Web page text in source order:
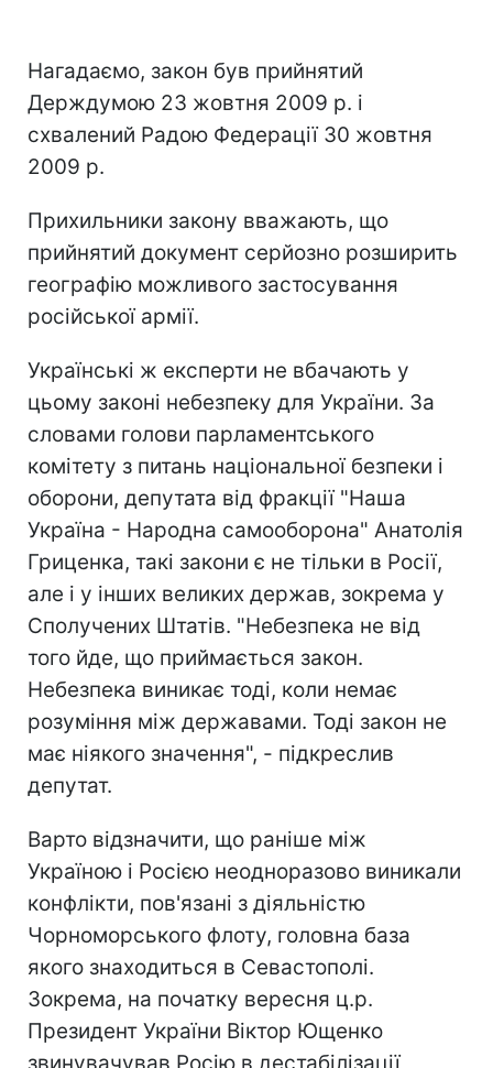
Нагадаємо, закон був прийнятий
Держдумою 23 жовтня 2009 р. і
схвалений Радою Федерації 30 жовтня
2009 р.
Прихильники закону вважають, що
прийнятий документ серйозно розширить
географію можливого застосування
російської армії.
Українські ж експерти не вбачають у
цьому законі небезпеку для України. За
словами голови парламентського
комітету з питань національної безпеки і
оборони, депутата від фракції "Наша
Україна - Народна самооборона" Анатолія
Гриценка, такі закони є не тільки в Росії,
але і у інших великих держав, зокрема у
Сполучених Штатів. "Небезпека не від
того йде, що приймається закон.
Небезпека виникає тоді, коли немає
розуміння між державами. Тоді закон не
має ніякого значення", - підкреслив
депутат.
Варто відзначити, що раніше між
Україною і Росією неодноразово виникали
конфлікти, пов'язані з діяльністю
Чорноморського флоту, головна база
якого знаходиться в Севастополі.
Зокрема, на початку вересня ц.р.
Президент України Віктор Ющенко
звинувачував Росію в дестабілізації